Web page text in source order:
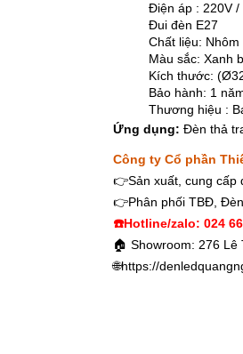
Điện áp : 220V /
Đui đèn E27
Chất liệu:
Màu sắc: Xanh
Kích thước:
Bảo hành: 1
Thương hiệu :
Ứng dụng: Đèn thả
Công ty Cổ phần
👉Sản xuất, cung cấp
👉Phân phối TBĐ,
☎️Hotline/zalo: 024
🏠 Showroom: 276 Lê
🌐https://